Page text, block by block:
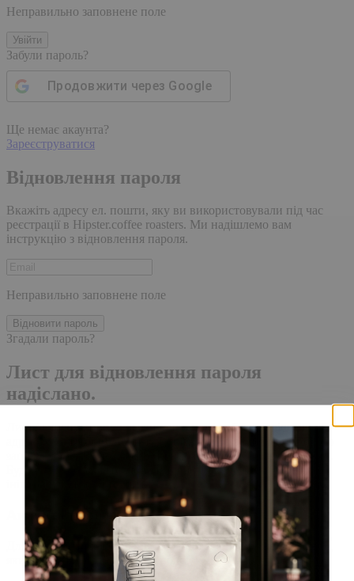
Неправильно заповнене поле
Увійти
Забули пароль?
Продовжити через Google
Ще немає акаунта?
Зареєструватися
Відновлення пароля
Вкажіть адресу ел. пошти, яку ви використовували під час
реєстрації в Hipster.coffee roasters. Ми надішлемо вам
інструкцію з відновлення пароля.
Неправильно заповнене поле
Відновити пароль
Згадали пароль?
Лист для відновлення пароля
надіслано.
Лист із посиланням для скидання пароля було надіслано на
адресу електронної пошти, прив'язану до вашого облікового
запису, доставка повідомлення може зайняти кілька хвилин.
Будь ласка, зачекайте щонайменше 10 хвилин, перш ніж
Акаунт створено
Для завершення реєстрації, перейдіть за посиланням у листі,
який було надіслано Вам на пошту!